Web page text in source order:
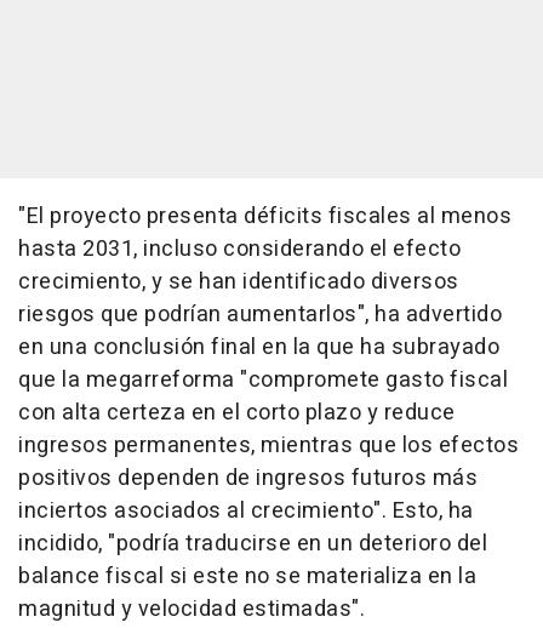
"El proyecto presenta déficits fiscales al menos
hasta 2031, incluso considerando el efecto
crecimiento, y se han identificado diversos
riesgos que podrían aumentarlos", ha advertido
en una conclusión final en la que ha subrayado
que la megarreforma "compromete gasto fiscal
con alta certeza en el corto plazo y reduce
ingresos permanentes, mientras que los efectos
positivos dependen de ingresos futuros más
inciertos asociados al crecimiento". Esto, ha
incidido, "podría traducirse en un deterioro del
balance fiscal si este no se materializa en la
magnitud y velocidad estimadas".